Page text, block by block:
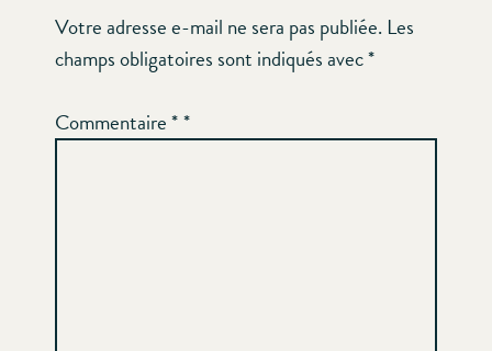
Votre adresse e-mail ne sera pas publiée. Les
champs obligatoires sont indiqués avec*
Commentaire*